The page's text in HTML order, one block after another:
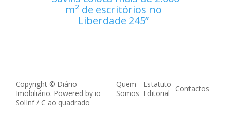
m² de escritórios no
Liberdade 245
Copyright © Diário
Imobiliário. Powered by io
SolInf/ C ao quadrado
Quem
Somos
Estatuto
Editorial
Contactos